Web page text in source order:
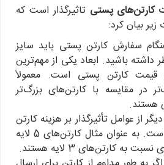
کارتن‌های پستی تاثیرگذار است که
بیان کرد:
سفارش کارتن پستی باید سایز
داشته باشید. ابعاد یکی از مهم‌ترین
قیمت کارتن پستی است. معمولاً
در مقایسه با کارتن‌های بزرگ‌تر
هستند.
از عوامل تأثیرگذار بر هزینه کارتن
پستی، جنس آن است. به عنوان مثال کارتن‌های 5 لایه
به کارتن‌های 3 لایه هستند.